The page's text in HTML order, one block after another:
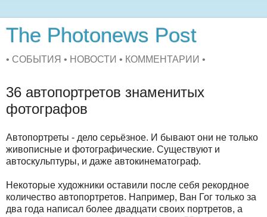
The Photonews Post
• СОБЫТИЯ • НОВОСТИ • КОММЕНТАРИИ •
36 автопортретов знаменитых
фотографов
Автопортреты - дело серьёзное. И бывают они не только
живописные и фотографические. Существуют и
автоскульптуры, и даже автокинематограф.
Некоторые художники оставили после себя рекордное
количество автопортретов. Например, Ван Гог только за
два года написал более двадцати своих портретов, а